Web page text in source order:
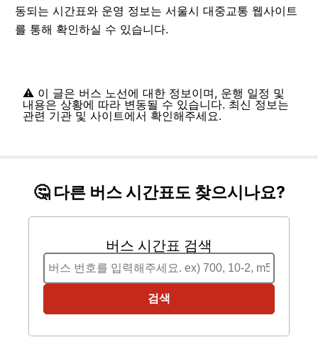
동되는 시간표와 운영 정보는 서울시 대중교통 웹사이트
를 통해 확인하실 수 있습니다.
⚠️ 이 글은 버스 노선에 대한 정보이며, 운행 일정 및
내용은 상황에 따라 변동될 수 있습니다. 최신 정보는
관련 기관 및 사이트에서 확인해주세요.
🤔 다른 버스 시간표도 찾으시나요?
버스 시간표 검색
검색